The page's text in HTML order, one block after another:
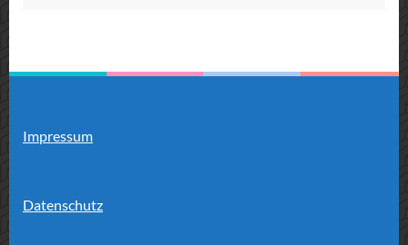
Impressum
Datenschutz